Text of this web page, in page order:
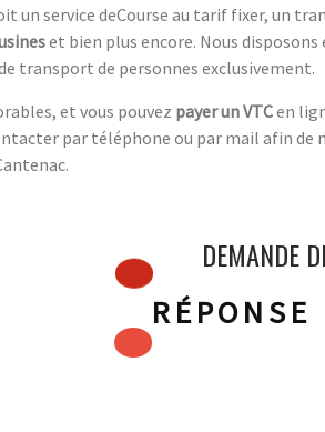
un service deCourse au tarif fixer, un
et bien plus encore. Nous
transport de personnes exclusivement.
et vous pouvez payer un VTCen
par téléphone ou par mail afin
DEMANDE
RÉPONSE